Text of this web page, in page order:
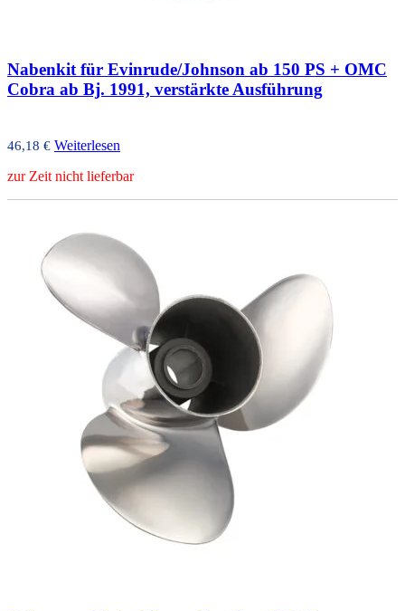
Nabenkit für Evinrude/Johnson ab 150 PS + OMC
Cobra ab Bj. 1991, verstärkte Ausführung
46,18 € Weiterlesen
zur Zeit nicht lieferbar